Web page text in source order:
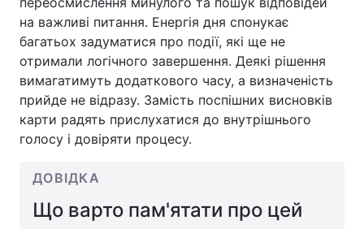
Спорт Наука
Техно і зв'язок Лайт
Зброя Інциденти
Здоров'я Туризм
Екологія
на важливі питання. Енергія дня спонукає
багатьох задуматися про події, які ще не
отримали логічного завершення. Деякі рішення
вимагатимуть додаткового часу, а визначеність
прийде не відразу. Замість поспішних висновків
карти радять прислухатися до внутрішнього
голосу і довіряти процесу.
ДОВІДКА
Що варто пам'ятати про цей